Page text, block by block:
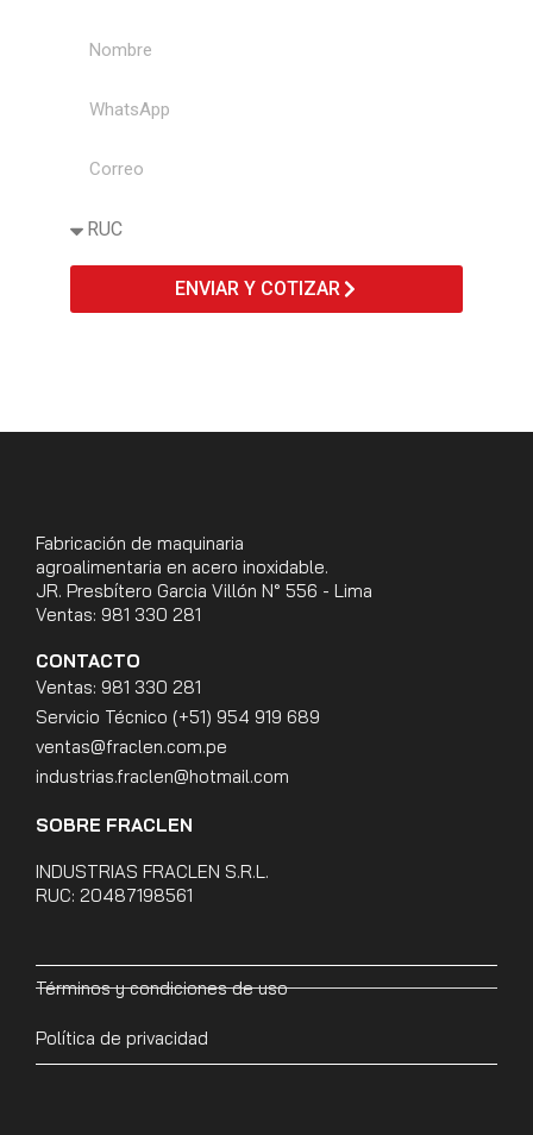
ENVIAR Y COTIZAR
Fabricación de maquinaria
agroalimentaria en acero inoxidable.
JR. Presbítero Garcia Villón N° 556 - Lima
Ventas: 981 330 281
CONTACTO
Ventas: 981 330 281
Servicio Técnico (+51) 954 919 689
ventas@fraclen.com.pe
industrias.fraclen@hotmail.com
SOBRE FRACLEN
INDUSTRIAS FRACLEN S.R.L.
RUC: 20487198561
Términos y condiciones de uso
Política de privacidad